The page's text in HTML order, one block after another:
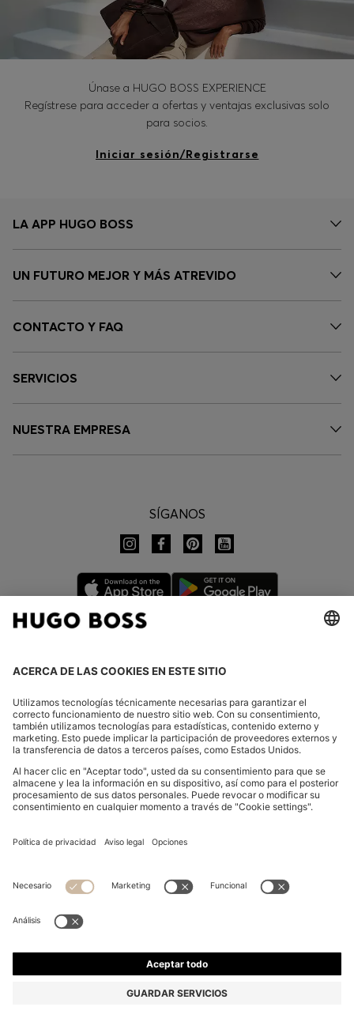
Únase a HUGO BOSS EXPERIENCE
Regístrese para acceder a ofertas y ventajas exclusivas solo
para socios.
Iniciar sesión/Registrarse
LA APP HUGO BOSS
UN FUTURO MEJOR Y MÁS ATREVIDO
CONTACTO Y FAQ
SERVICIOS
NUESTRA EMPRESA
SÍGANOS
CAMBIAR PAÍS:
Declarar la revocación FAQs Aviso legalDeclaración de Privacidad
Declaración de accesibilidad
Declaración de Privacidad HUGO BOSS EXPERIENCE
Declaración de Privacidad HUGO BOSS Newsletter
© 2026 HUGO BOSS All rights reserved.